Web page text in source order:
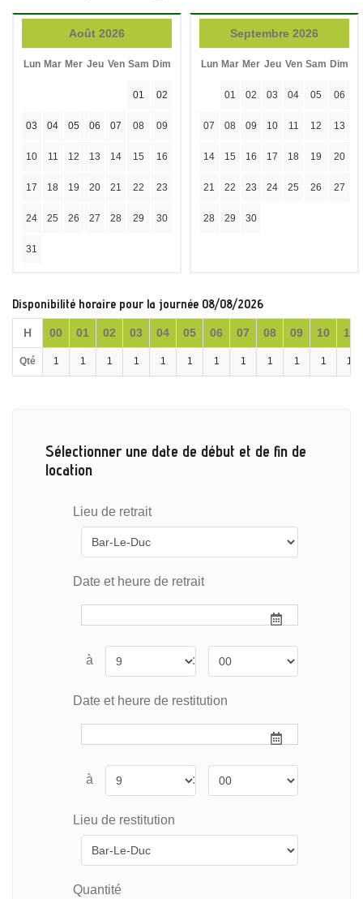
Août 2026
Lun Mar Mer Jeu Ven Sam Dim
01 02
03 04 05 06 07 08 09
10 11 12 13 14 15 16
17 18 19 20 21 22 23
24 25 26 27 28 29 30
31
Septembre 2026
Lun Mar Mer Jeu Ven Sam Dim
01 02 03 04 05 06
07 08 09 10 11 12 13
14 15 16 17 18 19 20
21 22 23 24 25 26 27
28 29 30
Disponibilité horaire pour la journée 08/08/2026
H 00 01 02 03 04 05 06 07 08 09 10 11
Qté 1 1 1 1 1 1 1 1 1 1 1 1
Sélectionner une date de début et de fin de
location
Lieu de retrait
Date et heure de retrait
à :
Date et heure de restitution
à :
Lieu de restitution
Quantité